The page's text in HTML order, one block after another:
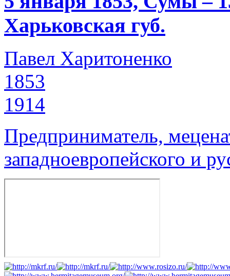
Харьковская губ.
Павел Харитоненко
1853
1914
Предприниматель,
западноевропейского и